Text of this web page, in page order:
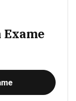
Exame